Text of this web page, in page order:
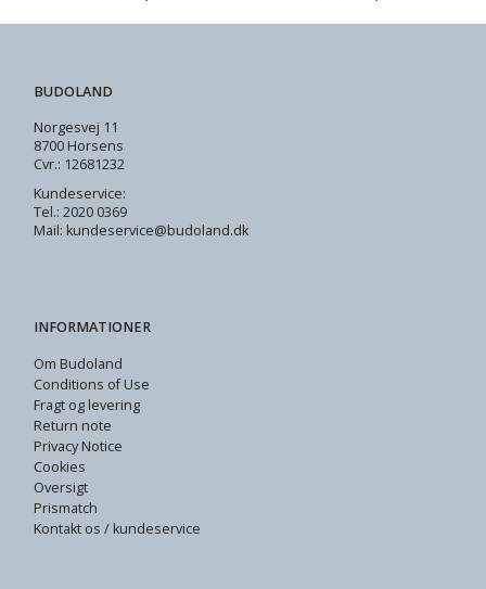
BUDOLAND
Norgesvej 11
8700 Horsens
Cvr.: 12681232
Kundeservice:
Tel.: 2020 0369
Mail: kundeservice@budoland.dk
INFORMATIONER
Om Budoland
Conditions of Use
Fragt og levering
Return note
Privacy Notice
Cookies
Oversigt
Prismatch
Kontakt os / kundeservice